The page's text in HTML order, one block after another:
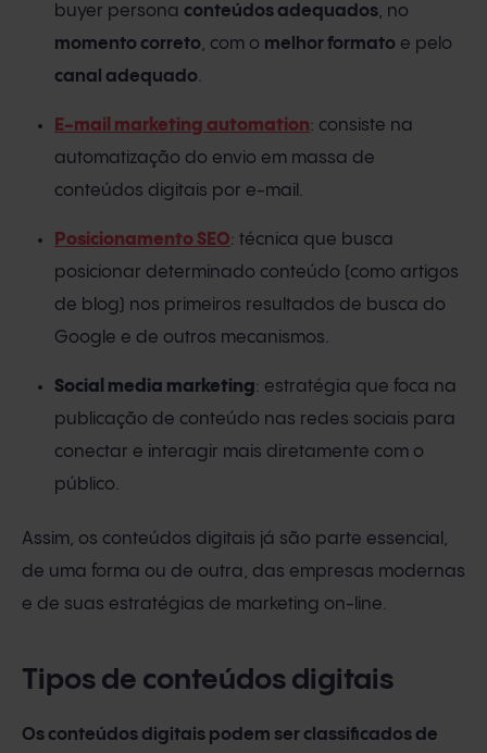
buyer persona conteúdos adequados, no
momento correto, com o melhor formato e pelo
canal adequado.
E-mail marketing automation: consiste na
automatização do envio em massa de
conteúdos digitais por e-mail.
Posicionamento SEO: técnica que busca
posicionar determinado conteúdo (como artigos
de blog) nos primeiros resultados de busca do
Google e de outros mecanismos.
Social media marketing: estratégia que foca na
publicação de conteúdo nas redes sociais para
conectar e interagir mais diretamente com o
público.
Assim, os conteúdos digitais já são parte essencial,
de uma forma ou de outra, das empresas modernas
e de suas estratégias de marketing on-line.
Tipos de conteúdos digitais
Os conteúdos digitais podem ser classificados de